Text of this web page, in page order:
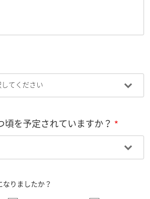
頃を予定されていますか？
なりましたか？